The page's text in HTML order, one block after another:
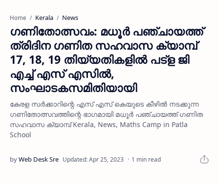
Home Kerala News
ഗണിതോത്സവം: മധൂര്‍ പഞ്ചായത്ത്
ത്രിദിന ഗണിത സഹവാസ ക്യാമ്പ്
17, 18, 19 തിയ്യതികളില്‍ പട്ള ജി
എച്ച് എസ് എസില്‍,
സംഘാടകസമിതിയായി
കേരള സര്‍ക്കാറിന്റെ എസ് എസ് കെയുടെ കീഴില്‍ നടക്കുന്ന
ഗണിതോത്സവത്തിന്റെ ഭാഗമായി മധൂര്‍ പഞ്ചായത്ത് ഗണിത
സഹവാസ ക്യാമ്പ് Kerala, News, Maths Camp in Patla
School
1 min read